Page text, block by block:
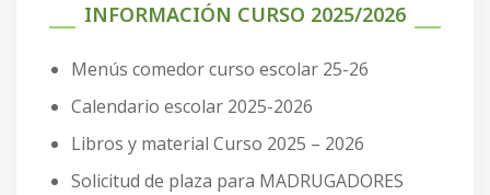
INFORMACIÓN CURSO 2025/2026
Menús comedor curso escolar 25-26
Calendario escolar 2025-2026
Libros y material Curso 2025 – 2026
Solicitud de plaza para MADRUGADORES